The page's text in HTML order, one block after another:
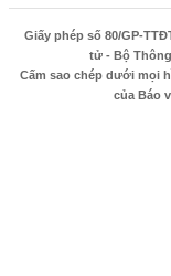
Giấy phép số 80/GP-
tử - Bộ
Cấm sao chép dưới mọi
của Báo